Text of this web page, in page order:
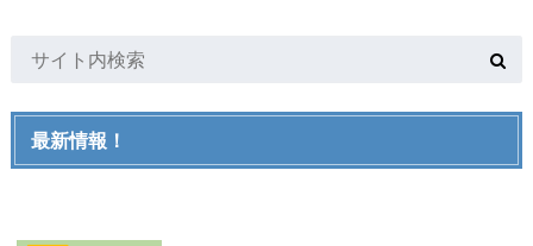
最新情報！